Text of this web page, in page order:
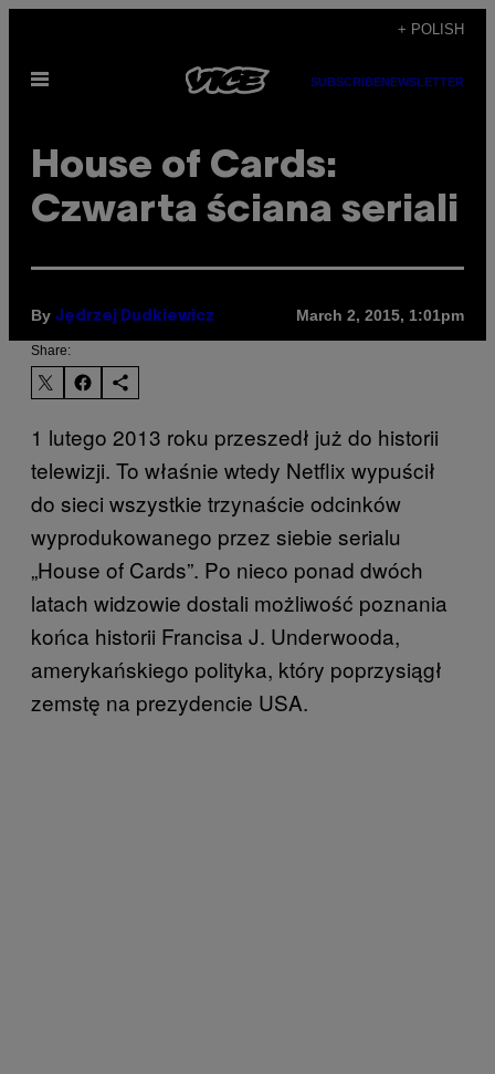
content
+ POLISH
Open
SUBSCRIBENEWSLETTER
​House of Cards:
Czwarta ściana seriali
By Jędrzej Dudkiewicz March 2, 2015, 1:01pm
Share:
1 lutego 2013 roku przeszedł już do historii
telewizji. To właśnie wtedy Netflix wypuścił
do sieci wszystkie trzynaście odcinków
wyprodukowanego przez siebie serialu
„House of Cards”. Po nieco ponad dwóch
latach widzowie dostali możliwość poznania
końca historii Francisa J. Underwooda,
amerykańskiego polityka, który poprzysiągł
zemstę na prezydencie USA.